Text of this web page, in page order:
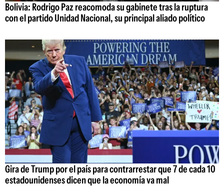
Bolivia: Rodrigo Paz reacomoda su gabinete tras la ruptura
con el partido Unidad Nacional, su principal aliado político
Gira de Trump por el país para contrarrestar que 7 de cada 10
estadounidenses dicen que la economía va mal